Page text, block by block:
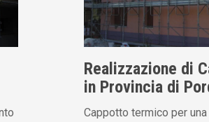
Realizzazione di
in Provincia di
Cappotto termico per